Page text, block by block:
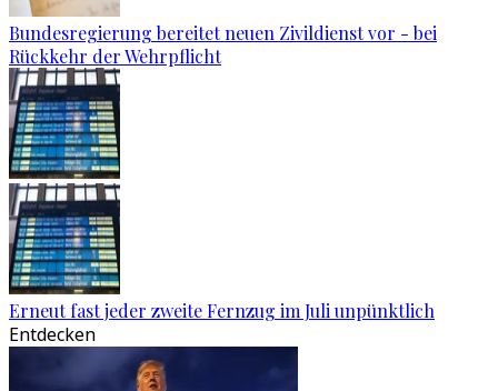
Bundesregierung bereitet neuen Zivildienst vor - bei
Rückkehr der Wehrpflicht
Erneut fast jeder zweite Fernzug im Juli unpünktlich
Entdecken